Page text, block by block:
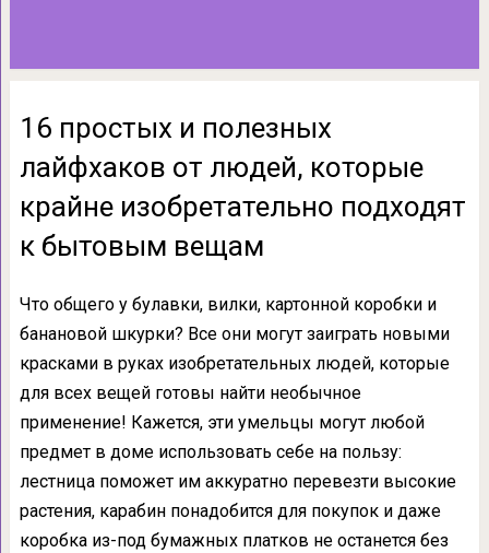
16 простых и полезных
лайфхаков от людей, которые
крайне изобретательно подходят
к бытовым вещам
Что общего у булавки, вилки, картонной коробки и
банановой шкурки? Все они могут заиграть новыми
красками в руках изобретательных людей, которые
для всех вещей готовы найти необычное
применение! Кажется, эти умельцы могут любой
предмет в доме использовать себе на пользу:
лестница поможет им аккуратно перевезти высокие
растения, карабин понадобится для покупок и даже
коробка из-под бумажных платков не останется без